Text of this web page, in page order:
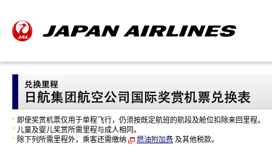
* 即使奖赏机票仅用于单程飞行，仍须按既定航班的航段及舱位扣除来回里程。
* 儿童及婴儿奖赏所需里程与成人相同。
* 除下列所需里程外，乘客还需缴纳 燃油附加费 及其他税款。